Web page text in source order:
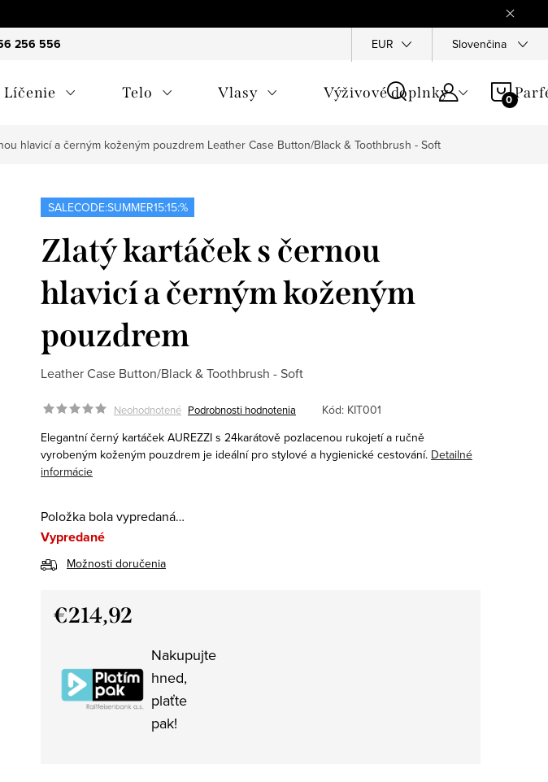
256 556
O nás Ochrana osobních údajů Všeobecné
EUR Slovenčina
Líčenie Telo Vlasy Výživové doplnky
hlavicí a černým koženým pouzdrem Leather Case Button/Black & Toothbrush - Soft
SALECODE:SUMMER15:15:%
Zlatý kartáček s černou
hlavicí a černým koženým
pouzdrem
Leather Case Button/Black & Toothbrush - Soft
Neohodnotené Podrobnosti hodnotenia Kód: KIT001
Elegantní černý kartáček AUREZZI s 24karátově pozlacenou rukojetí a ručně
vyrobeným koženým pouzdrem je ideální pro stylové a hygienické cestování. Detailné
informácie
Položka bola vypredaná…
Vypredané
Možnosti doručenia
€214,92
Nakupujte
hned,
plaťte
pak!